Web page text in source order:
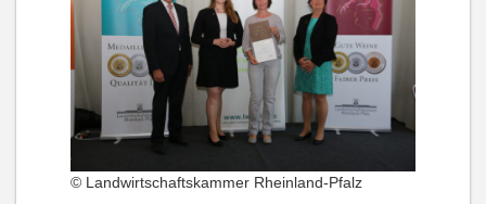
© Landwirtschaftskammer Rheinland-Pfalz